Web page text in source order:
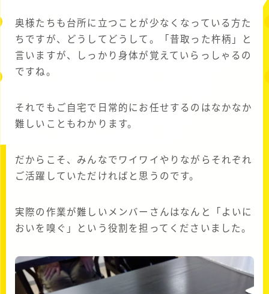
奥様たちも台所に立つことが少なくなっている方た
ちですが、どうしてどうして。「昔取った杵柄」と
言いますが、しっかり身体が覚えていらっしゃるの
ですね。
それでもご自宅で日常的にお任せするのはなかなか
難しいこともわかります。
だからこそ、みんなでワイワイやりながらそれぞれ
ご活躍していただければと思うのです。
実際の作業が難しいメンバーさんはなんと「よいに
おいを嗅ぐ」という役割を担ってくださいました。